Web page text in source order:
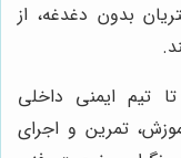
بدون دغدغه، از
تیم ایمنی داخلی
تمرین و اجرای